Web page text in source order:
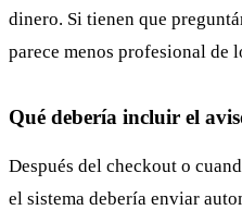
dinero. Si tienen que
parece menos profesional de
Qué debería incluir el
Después del checkout o
el sistema debería enviar